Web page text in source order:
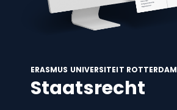
ERASMUS UNIVERSITEIT ROTTERDAM
Staatsrecht